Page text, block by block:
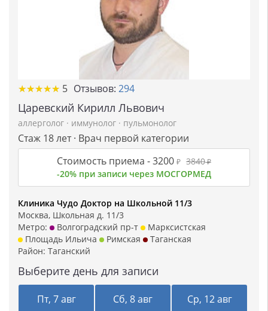
★★★★★
★★★★★ 5 Отзывов: 294
Царевский Кирилл Львович
аллерголог · иммунолог · пульмонолог
Стаж 18 лет · Врач первой категории
Стоимость приема -3200 ₽ 3840₽
-20% при записи через МОСГОРМЕД
Клиника Чудо Доктор на Школьной 11/3
Москва, Школьная д. 11/3
Метро:
Волгоградский пр-т
Марксистская
Площадь Ильича
Римская
Таганская
Район: Таганский
Выберите день для записи
Пт, 7 авг Сб, 8 авг Ср, 12 авг